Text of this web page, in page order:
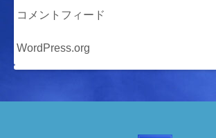
コメントフィード
WordPress.org